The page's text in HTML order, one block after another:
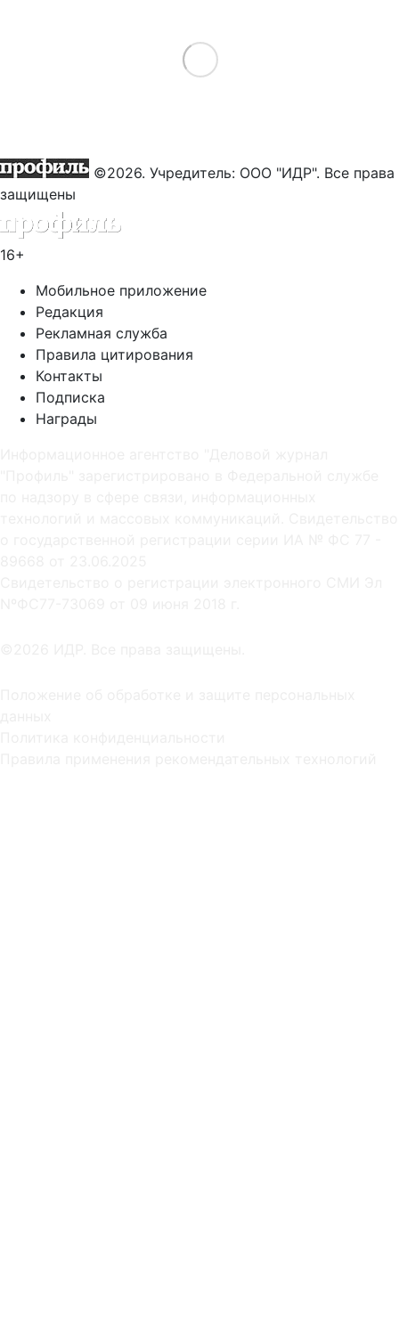
Load More
©2026. Учредитель: ООО "ИДР". Все права
защищены
16+
Мобильное приложение
Редакция
Рекламная служба
Правила цитирования
Контакты
Подписка
Награды